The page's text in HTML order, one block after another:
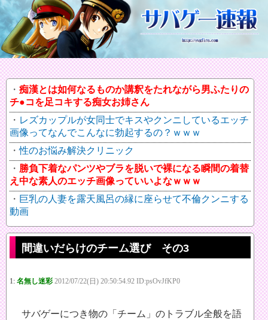
痴漢とは如何なるものか講釈をたれながら男ふたりの
チ●コを足コキする痴女お姉さん
レズカップルが女同士でキスやクンニしているエッチ
画像ってなんでこんなに勃起するの？ｗｗｗ
性のお悩み解決クリニック
勝負下着なパンツやブラを脱いで裸になる瞬間の着替
え中な素人のエッチ画像っていいよなｗｗｗ
巨乳の人妻を露天風呂の縁に座らせて不倫クンニする
動画
間違いだらけのチーム選び その3
1: 名無し迷彩 2012/07/22(日) 20:50:54.92 ID:psOvJfKP0
サバゲーにつき物の「チーム」のトラブル全般を語